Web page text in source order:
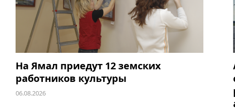
На Ямал приедут 12 земских
работников культуры
06.08.2026